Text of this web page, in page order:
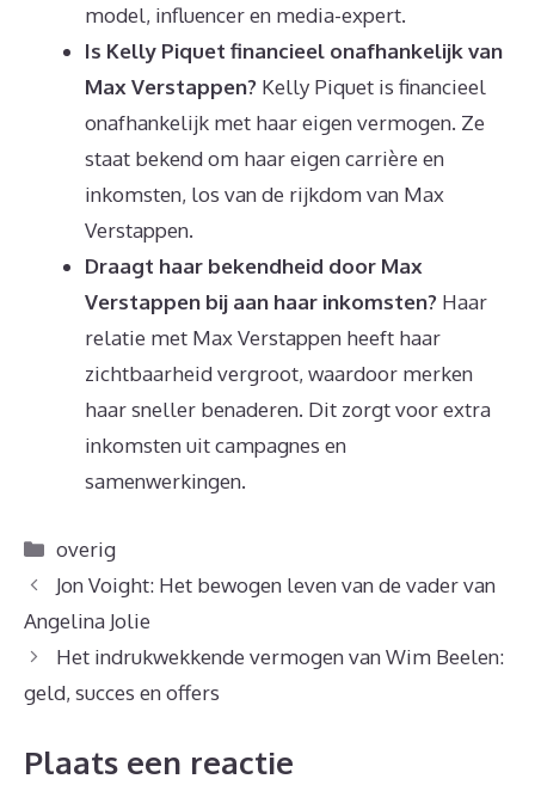
model, influencer en media-expert.
Is Kelly Piquet financieel onafhankelijk van
Max Verstappen? Kelly Piquet is financieel
onafhankelijk met haar eigen vermogen. Ze
staat bekend om haar eigen carrière en
inkomsten, los van de rijkdom van Max
Verstappen.
Draagt haar bekendheid door Max
Verstappen bij aan haar inkomsten? Haar
relatie met Max Verstappen heeft haar
zichtbaarheid vergroot, waardoor merken
haar sneller benaderen. Dit zorgt voor extra
inkomsten uit campagnes en
samenwerkingen.
Categorieën
overig
Jon Voight: Het bewogen leven van de vader van
Angelina Jolie
Het indrukwekkende vermogen van Wim Beelen:
geld, succes en offers
Plaats een reactie